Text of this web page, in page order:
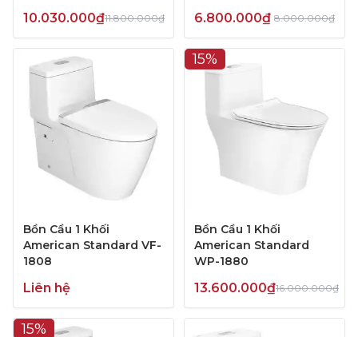
10.030.000₫11.800.000₫ 6.800.000₫ 8.000.000₫
Bồn Cầu 1 Khối
American Standard VF-
1808
Liên hệ
15%
Bồn Cầu 1 Khối
American Standard
WP-1880
13.600.000₫16.000.000₫
15%